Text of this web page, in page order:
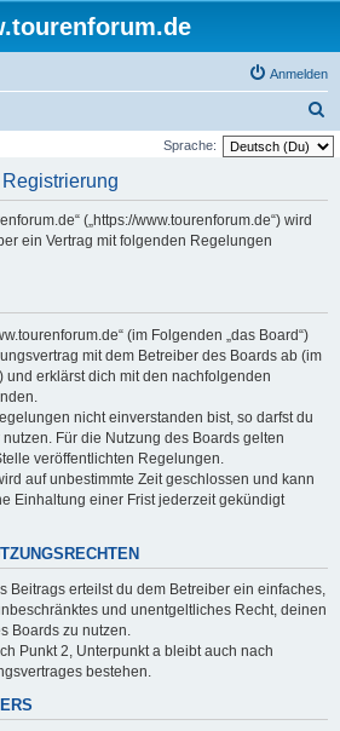
Anmelden
u
Sprache:
(„https://www.tourenforum.de“) wird
ein Vertrag mit folgenden Regelungen
(im Folgenden „das Board“)
mit dem Betreiber des Boards ab (im
und erklärst dich mit den nachfolgenden
nicht einverstanden bist, so darfst du
Für die Nutzung des Boards gelten
veröffentlichten Regelungen.
auf unbestimmte Zeit geschlossen und kann
Einhaltung einer Frist jederzeit gekündigt
Beitrags erteilst du dem Betreiber ein einfaches,
und unentgeltliches Recht, deinen
Boards zu nutzen.
Punkt 2, Unterpunkt a bleibt auch nach
bestehen.